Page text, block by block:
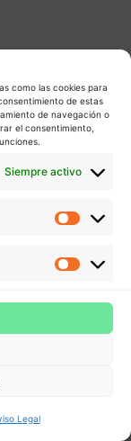
como las cookies para
de estas
de navegación o
el consentimiento,
Siempre activo
Legal